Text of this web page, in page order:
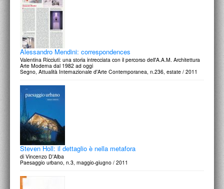
Alessandro Mendini: correspondences
Valentina Ricciuti: una storia intrecciata con il percorso dell'A.A.M. Architettura
Arte Moderna dal 1982 ad oggi
Segno, Attualità Internazionale d'Arte Contemporanea, n.236, estate / 2011
Steven Holl: il dettaglio è nella metafora
di Vincenzo D'Alba
Paesaggio urbano, n.3, maggio-giugno / 2011